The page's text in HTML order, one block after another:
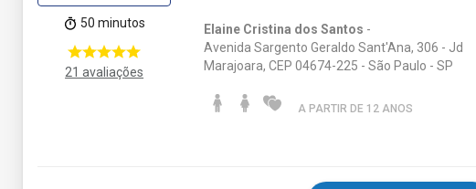
50 minutos
21 avaliações
Elaine Cristina dos Santos -
Avenida Sargento Geraldo Sant'Ana, 306 - Jd
Marajoara, CEP 04674-225 - São Paulo - SP
A PARTIR DE 12 ANOS